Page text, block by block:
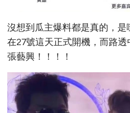
沒想到瓜主爆料都是真的，是
在27號這天正式開機，而路透
張藝興！！！！